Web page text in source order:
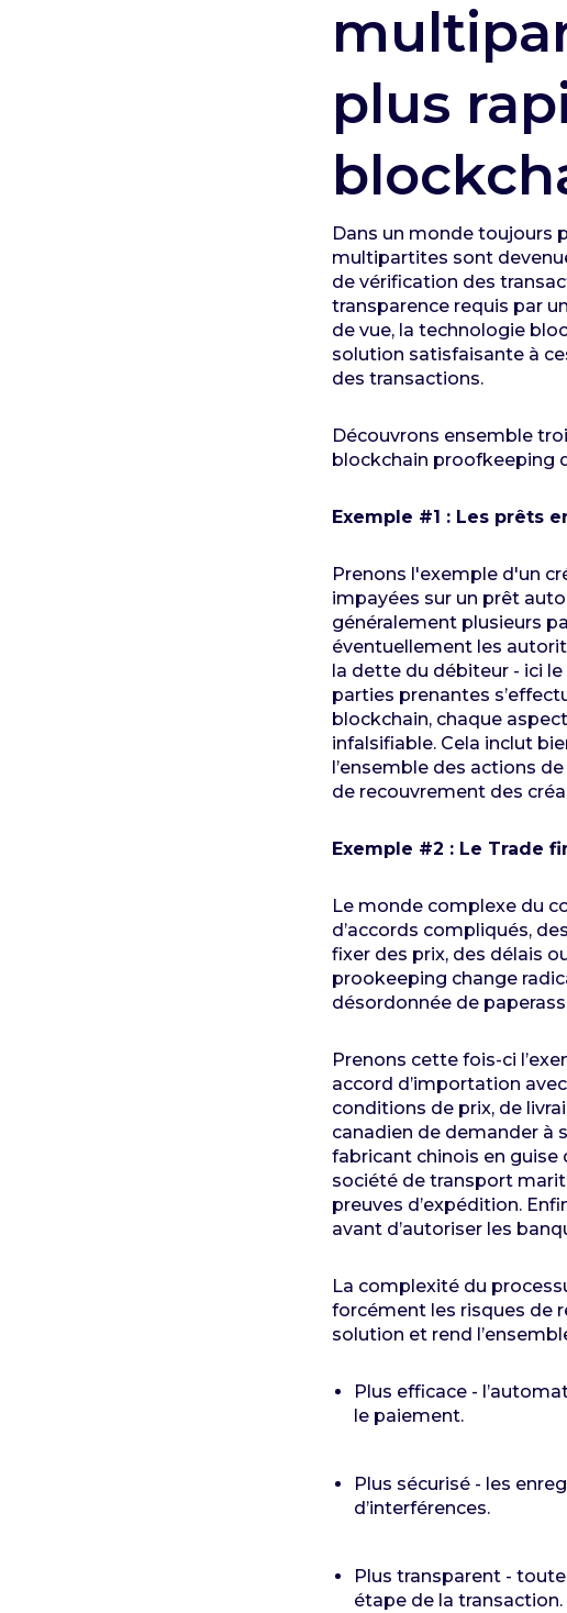
plus
Dans un monde toujours
multipartites sont
de vérification des
transparence requis par
de vue, la technologie
solution satisfaisante à
des transactions.
Découvrons ensemble
blockchain proofkeeping
Exemple #1 : Les prêts
Prenons l'exemple d'un
impayées sur un prêt
généralement plusieurs
éventuellement les
la dette du débiteur - ici
parties prenantes
blockchain, chaque
infalsifiable. Cela inclut
l’ensemble des actions
de recouvrement des
Exemple #2 : Le Trade
Le monde complexe du
d’accords compliqués,
fixer des prix, des délais
prookeeping change
désordonnée de
Prenons cette fois-ci
accord d’importation
conditions de prix, de
canadien de demander à
fabricant chinois en guise
société de transport
preuves d’expédition.
avant d’autoriser les
La complexité du
forcément les risques de
solution et rend
Plus efficace -
le paiement.
Plus sécurisé - les
d’interférences.
Plus transparent -
étape de la transaction.